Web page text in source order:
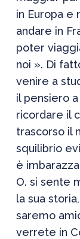
in Europa e
andare in
poter
noi ». Di
venire a
il pensiero
ricordare il
trascorso il
squilibrio
è
O. si sente
la sua
saremo
verrete in